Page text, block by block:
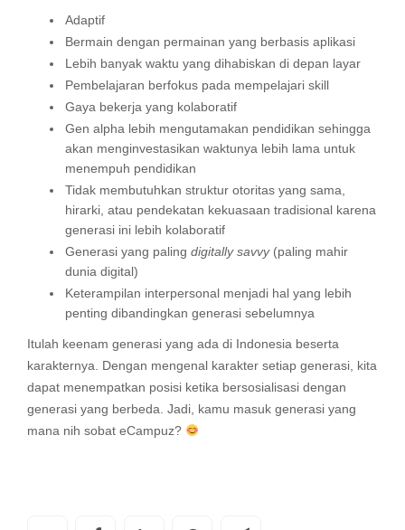
Adaptif
Bermain dengan permainan yang berbasis aplikasi
Lebih banyak waktu yang dihabiskan di depan layar
Pembelajaran berfokus pada mempelajari skill
Gaya bekerja yang kolaboratif
Gen alpha lebih mengutamakan pendidikan sehingga
akan menginvestasikan waktunya lebih lama untuk
menempuh pendidikan
Tidak membutuhkan struktur otoritas yang sama,
hirarki, atau pendekatan kekuasaan tradisional karena
generasi ini lebih kolaboratif
Generasi yang paling digitally savvy(paling mahir
dunia digital)
Keterampilan interpersonal menjadi hal yang lebih
penting dibandingkan generasi sebelumnya
Itulah keenam generasi yang ada di Indonesia beserta
karakternya. Dengan mengenal karakter setiap generasi, kita
dapat menempatkan posisi ketika bersosialisasi dengan
generasi yang berbeda. Jadi, kamu masuk generasi yang
mana nih sobat eCampuz?